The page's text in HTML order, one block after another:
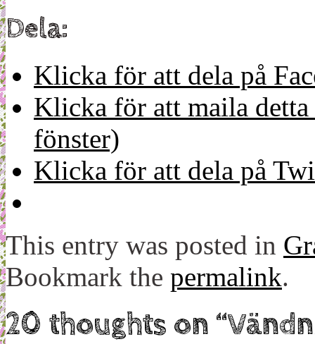
Dela:
Klicka för att dela på
Klicka för att maila
fönster)
Klicka för att dela på
This entry was posted in
Bookmark the permalink.
20 thoughts on “